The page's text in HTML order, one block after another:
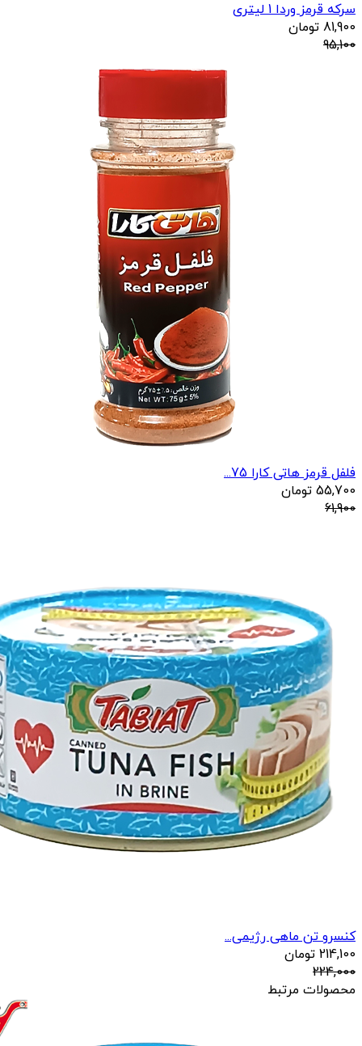
سرکه قرمز وردا 1 لیتری
81,900 تومان
95,100
فلفل قرمز هاتی کارا 75...
55,700 تومان
61,900
کنسرو تن ماهی رژیمی...
214,100 تومان
224,000
محصولات مرتبط